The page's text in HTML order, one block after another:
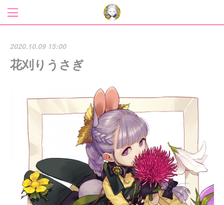
2020.10.09 15:00
花刈りうさぎ